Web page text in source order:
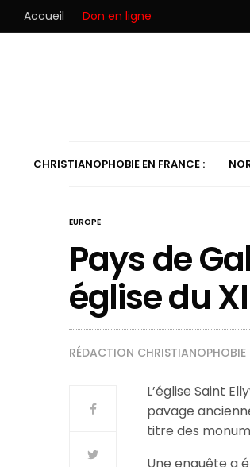
Accueil Don en ligne
CHRISTIANOPHOBIE EN FRANCE :
EUROPE
Pays de
église du
RÉDACTION CHRISTIANOPHOBIE
L’église Saint
pavage
titre des